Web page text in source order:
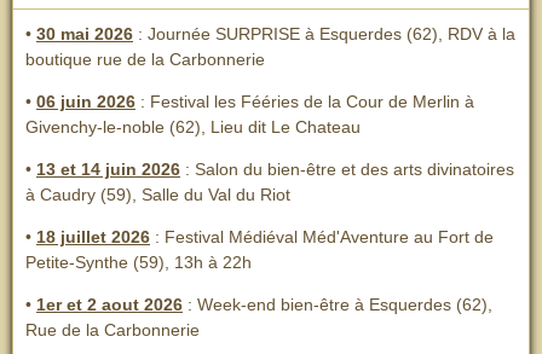
• 30 mai 2026 : Journée SURPRISE à Esquerdes (62), RDV à la
boutique rue de la Carbonnerie
• 06 juin 2026 : Festival les Fééries de la Cour de Merlin à
Givenchy-le-noble (62), Lieu dit Le Chateau
• 13 et 14 juin 2026 : Salon du bien-être et des arts divinatoires
à Caudry (59), Salle du Val du Riot
• 18 juillet 2026 : Festival Médiéval Méd'Aventure au Fort de
Petite-Synthe (59), 13h à 22h
• 1er et 2 aout 2026 : Week-end bien-être à Esquerdes (62),
Rue de la Carbonnerie